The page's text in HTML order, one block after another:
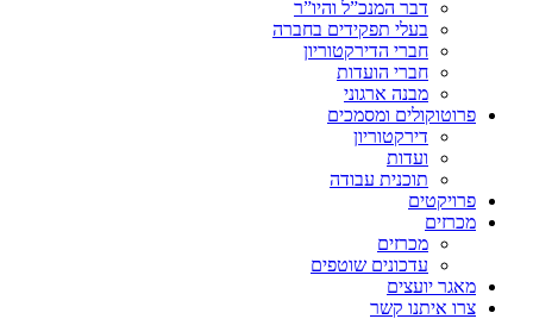
דבר המנכ”ל והיו”ר
בעלי תפקידים בחברה
חברי הדירקטוריון
חברי הועדות
מבנה ארגוני
פרוטוקולים ומסמכים
דירקטוריון
ועדות
תוכנית עבודה
פרויקטים
מכרזים
מכרזים
עדכונים שוטפים
מאגר יועצים
צרו איתנו קשר